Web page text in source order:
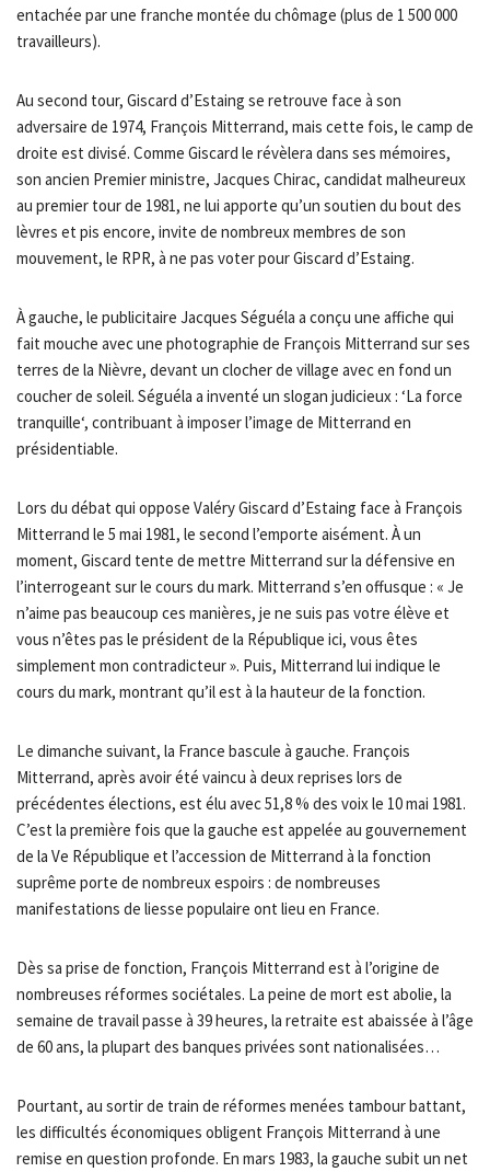
entachée par une franche montée du chômage (plus de 1 500 000
travailleurs).
Au second tour, Giscard d’Estaing se retrouve face à son
adversaire de 1974, François Mitterrand, mais cette fois, le camp de
droite est divisé. Comme Giscard le révèlera dans ses mémoires,
son ancien Premier ministre, Jacques Chirac, candidat malheureux
au premier tour de 1981, ne lui apporte qu’un soutien du bout des
lèvres et pis encore, invite de nombreux membres de son
mouvement, le RPR, à ne pas voter pour Giscard d’Estaing.
À gauche, le publicitaire Jacques Séguéla a conçu une affiche qui
fait mouche avec une photographie de François Mitterrand sur ses
terres de la Nièvre, devant un clocher de village avec en fond un
coucher de soleil. Séguéla a inventé un slogan judicieux : ‘La force
tranquille‘, contribuant à imposer l’image de Mitterrand en
présidentiable.
Lors du débat qui oppose Valéry Giscard d’Estaing face à François
Mitterrand le 5 mai 1981, le second l’emporte aisément. À un
moment, Giscard tente de mettre Mitterrand sur la défensive en
l’interrogeant sur le cours du mark. Mitterrand s’en offusque : « Je
n’aime pas beaucoup ces manières, je ne suis pas votre élève et
vous n’êtes pas le président de la République ici, vous êtes
simplement mon contradicteur ». Puis, Mitterrand lui indique le
cours du mark, montrant qu’il est à la hauteur de la fonction.
Le dimanche suivant, la France bascule à gauche. François
Mitterrand, après avoir été vaincu à deux reprises lors de
précédentes élections, est élu avec 51,8 % des voix le 10 mai 1981.
C’est la première fois que la gauche est appelée au gouvernement
de la Ve République et l’accession de Mitterrand à la fonction
suprême porte de nombreux espoirs : de nombreuses
manifestations de liesse populaire ont lieu en France.
Dès sa prise de fonction, François Mitterrand est à l’origine de
nombreuses réformes sociétales. La peine de mort est abolie, la
semaine de travail passe à 39 heures, la retraite est abaissée à l’âge
de 60 ans, la plupart des banques privées sont nationalisées…
Pourtant, au sortir de train de réformes menées tambour battant,
les difficultés économiques obligent François Mitterrand à une
remise en question profonde. En mars 1983, la gauche subit un net